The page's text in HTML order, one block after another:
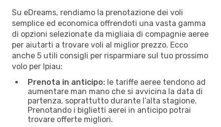
Su eDreams, rendiamo la prenotazione dei voli
semplice ed economica offrendoti una vasta gamma
di opzioni selezionate da migliaia di compagnie aeree
per aiutarti a trovare voli al miglior prezzo. Ecco
anche 5 utili consigli per risparmiare sul tuo prossimo
volo per Ipiau:
Prenota in anticipo: le tariffe aeree tendono ad
aumentare man mano che si avvicina la data di
partenza, soprattutto durante l’alta stagione.
Prenotando i biglietti aerei in anticipo potrai
trovare offerte migliori.